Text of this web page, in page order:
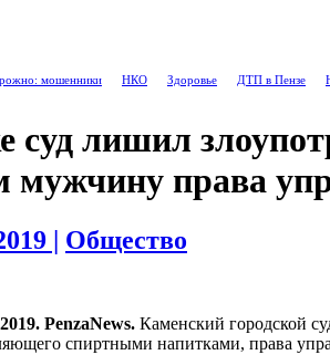
мошенники НКО Здоровье ДТП в Пензе
суд лишил
мужчину права
| Общество
PenzaNews. Каменский городской
спиртными напитками, права